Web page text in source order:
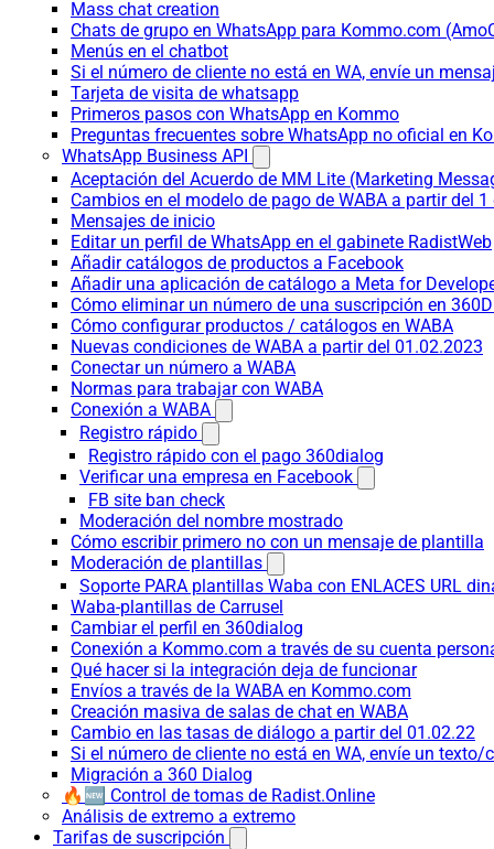
Mass chat creation
Chats de grupo en WhatsApp para Kommo.com
Menús en el chatbot
Si el número de cliente no está en WA, envíe un
Tarjeta de visita de whatsapp
Primeros pasos con WhatsApp en Kommo
Preguntas frecuentes sobre WhatsApp no oficial en
WhatsApp Business API
Aceptación del Acuerdo de MM Lite (Marketing
Cambios en el modelo de pago de WABA a partir del
Mensajes de inicio
Editar un perfil de WhatsApp en el gabinete RadistWeb
Añadir catálogos de productos a Facebook
Añadir una aplicación de catálogo a Meta for
Cómo eliminar un número de una suscripción en
Cómo configurar productos / catálogos en WABA
Nuevas condiciones de WABA a partir del 01.02.2023
Conectar un número a WABA
Normas para trabajar con WABA
Conexión a WABA
Registro rápido
Registro rápido con el pago 360dialog
Verificar una empresa en Facebook
FB site ban check
Moderación del nombre mostrado
Cómo escribir primero no con un mensaje de plantilla
Moderación de plantillas
Soporte PARA plantillas Waba con ENLACES URL
Waba-plantillas de Carrusel
Cambiar el perfil en 360dialog
Conexión a Kommo.com a través de su cuenta
Qué hacer si la integración deja de funcionar
Envíos a través de la WABA en Kommo.com
Creación masiva de salas de chat en WABA
Cambio en las tasas de diálogo a partir del 01.02.22
Si el número de cliente no está en WA, envíe un
Migración a 360 Dialog
🔥🆕 Control de tomas de Radist.Online
Análisis de extremo a extremo
Tarifas de suscripción